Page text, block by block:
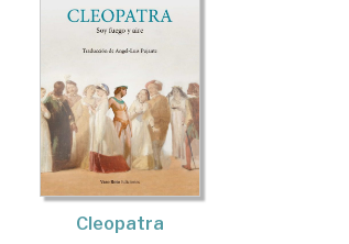
Cleopatra